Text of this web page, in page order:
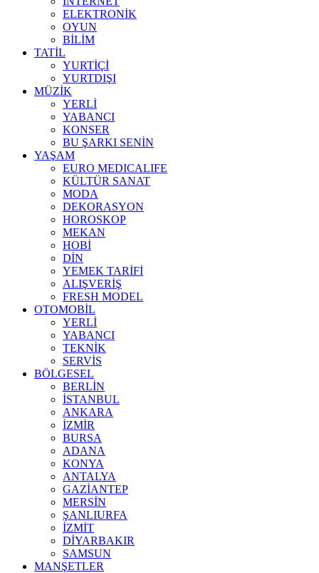
ELEKTRONİK
OYUN
BİLİM
TATİL
YURTİÇİ
YURTDIŞI
MÜZİK
YERLİ
YABANCI
KONSER
BU ŞARKI SENİN
YAŞAM
EURO MEDICALIFE
KÜLTÜR SANAT
MODA
DEKORASYON
HOROSKOP
MEKAN
HOBİ
DİN
YEMEK TARİFİ
ALIŞVERİŞ
FRESH MODEL
OTOMOBİL
YERLİ
YABANCI
TEKNİK
SERVİS
BÖLGESEL
BERLİN
İSTANBUL
ANKARA
İZMİR
BURSA
ADANA
KONYA
ANTALYA
GAZİANTEP
MERSİN
ŞANLIURFA
İZMİT
DİYARBAKIR
SAMSUN
MANŞETLER